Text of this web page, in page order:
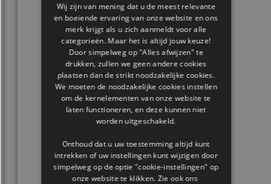
Wij zijn van mening dat u de meest relevante
en boeiende ervaring van onze website en ons
merk krijgt als u zich aanmeldt voor alle
categorieën. Maar het is altijd jouw keuze!
Door simpelweg op "Alles afwijzen" te
drukken, zullen we geen andere cookies
plaatsen dan de strikt noodzakelijke cookies.
We moeten de noodzakelijke cookies instellen
om de kernelementen van onze website te
laten functioneren, en deze kunnen niet
worden uitgeschakeld.
Onthoud dat u uw toestemming altijd kunt
intrekken of uw instellingen kunt wijzigen door
simpelweg op de optie "cookie-instellingen" op
onze website te klikken. Zie ook ons ​​